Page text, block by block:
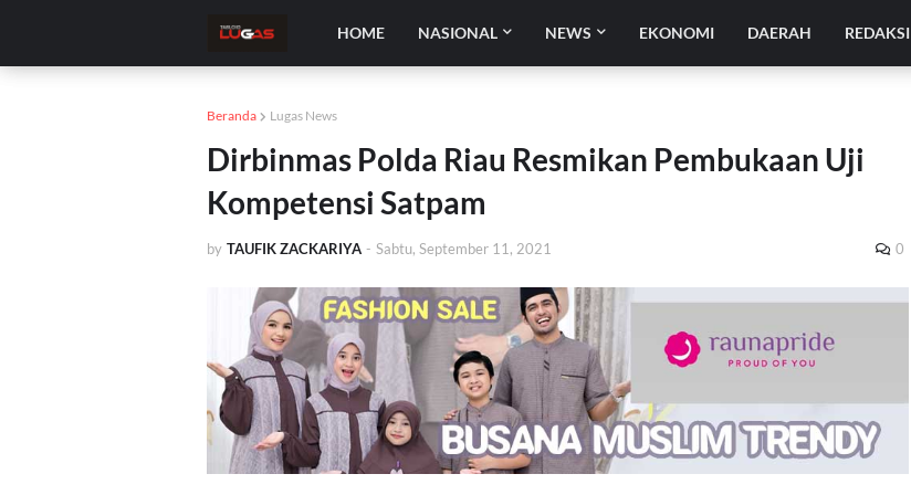
HOME NASIONAL NEWS EKONOMI DAERAH REDAKSI
Beranda Lugas News
Dirbinmas Polda Riau Resmikan Pembukaan Uji
Kompetensi Satpam
by TAUFIK ZACKARIYA - Sabtu, September 11, 2021 0